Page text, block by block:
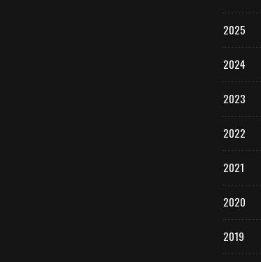
2025
2024
2023
2022
2021
2020
2019